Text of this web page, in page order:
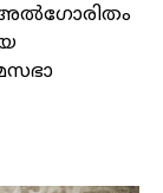
അൽഗോരിതം